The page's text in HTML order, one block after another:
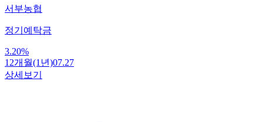
서부농협
정기예탁금
3.20%
12개월(1년)07.27
상세보기